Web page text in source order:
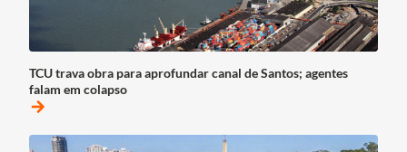
TCU trava obra para aprofundar canal de Santos; agentes
falam em colapso
arrow_forward